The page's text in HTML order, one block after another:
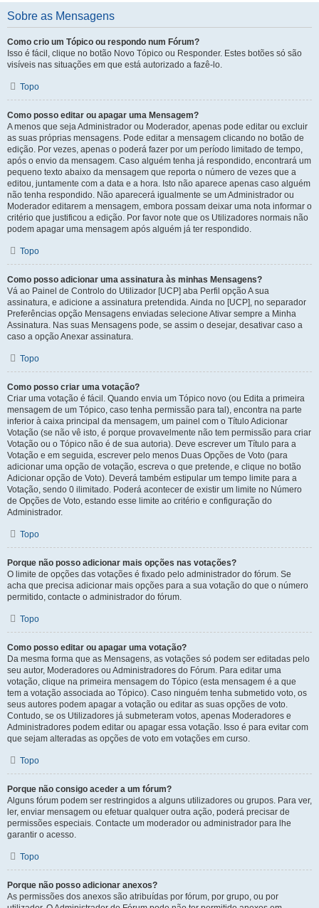
Sobre as Mensagens
Como crio um Tópico ou respondo num Fórum?
Isso é fácil, clique no botão Novo Tópico ou Responder. Estes botões só são
visíveis nas situações em que está autorizado a fazê-lo.
Topo
Como posso editar ou apagar uma Mensagem?
A menos que seja Administrador ou Moderador, apenas pode editar ou excluir
as suas próprias mensagens. Pode editar a mensagem clicando no botão de
edição. Por vezes, apenas o poderá fazer por um período limitado de tempo,
após o envio da mensagem. Caso alguém tenha já respondido, encontrará um
pequeno texto abaixo da mensagem que reporta o número de vezes que a
editou, juntamente com a data e a hora. Isto não aparece apenas caso alguém
não tenha respondido. Não aparecerá igualmente se um Administrador ou
Moderador editarem a mensagem, embora possam deixar uma nota informar o
critério que justificou a edição. Por favor note que os Utilizadores normais não
podem apagar uma mensagem após alguém já ter respondido.
Topo
Como posso adicionar uma assinatura às minhas Mensagens?
Vá ao Painel de Controlo do Utilizador [UCP] aba Perfil opção A sua
assinatura, e adicione a assinatura pretendida. Ainda no [UCP], no separador
Preferências opção Mensagens enviadas selecione Ativar sempre a Minha
Assinatura. Nas suas Mensagens pode, se assim o desejar, desativar caso a
caso a opção Anexar assinatura.
Topo
Como posso criar uma votação?
Criar uma votação é fácil. Quando envia um Tópico novo (ou Edita a primeira
mensagem de um Tópico, caso tenha permissão para tal), encontra na parte
inferior à caixa principal da mensagem, um painel com o Título Adicionar
Votação (se não vê isto, é porque provavelmente não tem permissão para criar
Votação ou o Tópico não é de sua autoria). Deve escrever um Título para a
Votação e em seguida, escrever pelo menos Duas Opções de Voto (para
adicionar uma opção de votação, escreva o que pretende, e clique no botão
Adicionar opção de Voto). Deverá também estipular um tempo limite para a
Votação, sendo 0 ilimitado. Poderá acontecer de existir um limite no Número
de Opções de Voto, estando esse limite ao critério e configuração do
Administrador.
Topo
Porque não posso adicionar mais opções nas votações?
O limite de opções das votações é fixado pelo administrador do fórum. Se
acha que precisa adicionar mais opções para a sua votação do que o número
permitido, contacte o administrador do fórum.
Topo
Como posso editar ou apagar uma votação?
Da mesma forma que as Mensagens, as votações só podem ser editadas pelo
seu autor, Moderadores ou Administradores do Fórum. Para editar uma
votação, clique na primeira mensagem do Tópico (esta mensagem é a que
tem a votação associada ao Tópico). Caso ninguém tenha submetido voto, os
seus autores podem apagar a votação ou editar as suas opções de voto.
Contudo, se os Utilizadores já submeteram votos, apenas Moderadores e
Administradores podem editar ou apagar essa votação. Isso é para evitar com
que sejam alteradas as opções de voto em votações em curso.
Topo
Porque não consigo aceder a um fórum?
Alguns fórum podem ser restringidos a alguns utilizadores ou grupos. Para ver,
ler, enviar mensagem ou efetuar qualquer outra ação, poderá precisar de
permissões especiais. Contacte um moderador ou administrador para lhe
garantir o acesso.
Topo
Porque não posso adicionar anexos?
As permissões dos anexos são atribuídas por fórum, por grupo, ou por